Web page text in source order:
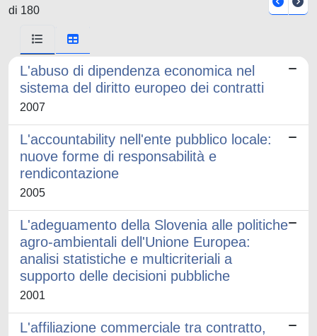
di 180
L'abuso di dipendenza economica nel
sistema del diritto europeo dei contratti
2007
L'accountability nell'ente pubblico locale:
nuove forme di responsabilità e
rendicontazione
2005
L'adeguamento della Slovenia alle politiche
agro-ambientali dell'Unione Europea:
analisi statistiche e multicriteriali a
supporto delle decisioni pubbliche
2001
L'affiliazione commerciale tra contratto,